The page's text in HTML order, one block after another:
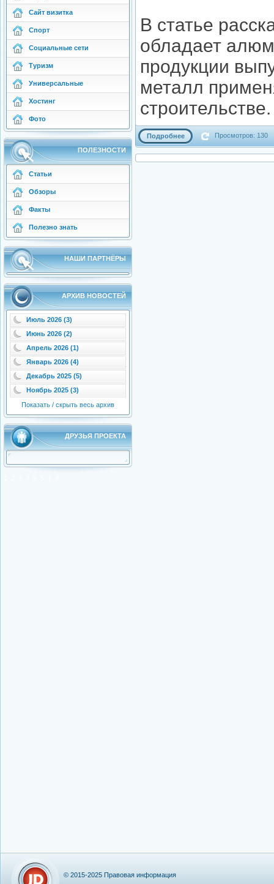
Сайт визитка
Спорт
Социальные сети
Туризм
Универсальные
Хостинг
Фото
ПОЛЕЗНОСТИ
Статьи
Обзоры
Факты
Полезно знать
НАШИ ПАРТНЁРЫ
АРХИВ НОВОСТЕЙ
Июль 2026 (3)
Июнь 2026 (2)
Апрель 2026 (1)
Январь 2026 (4)
Декабрь 2025 (5)
Ноябрь 2025 (3)
Показать / скрыть весь архив
ДРУЗЬЯ ПРОЕКТА
В статье
обладает
продукции
металл
строительстве.
Подробнее Просмотров: 130
© 2015-2025 Правовая информация